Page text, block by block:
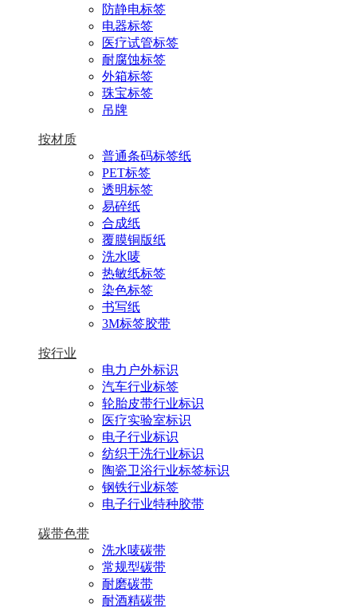
防静电标签
电器标签
医疗试管标签
耐腐蚀标签
外箱标签
珠宝标签
吊牌
按材质
普通条码标签纸
PET标签
透明标签
易碎纸
合成纸
覆膜铜版纸
洗水唛
热敏纸标签
染色标签
书写纸
3M标签胶带
按行业
电力户外标识
汽车行业标签
轮胎皮带行业标识
医疗实验室标识
电子行业标识
纺织干洗行业标识
陶瓷卫浴行业标签标识
钢铁行业标签
电子行业特种胶带
碳带色带
洗水唛碳带
常规型碳带
耐磨碳带
耐酒精碳带